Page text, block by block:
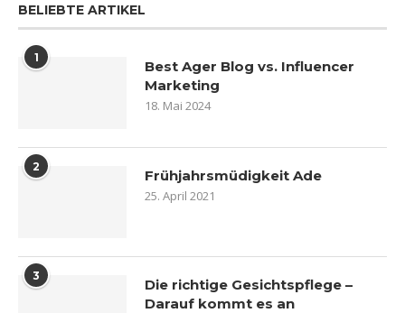
BELIEBTE ARTIKEL
1
Best Ager Blog vs. Influencer
Marketing
18. Mai 2024
2 Frühjahrsmüdigkeit Ade
25. April 2021
3
Die richtige Gesichtspflege –
Darauf kommt es an